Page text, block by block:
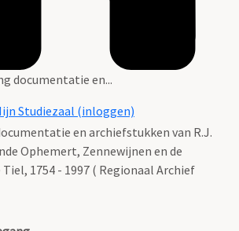
documentatie en...
Studiezaal (inloggen)
en archiefstukken van R.J.
Ophemert, Zennewijnen en de
1754 - 1997 ( Regionaal Archief